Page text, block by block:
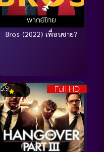
พากย์ไทย
Bros (2022) เพื่อนชาย?
Full HD
5.9